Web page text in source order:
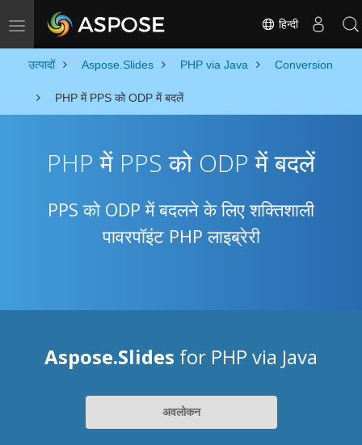
Toggle navigation हिन्दी
उत्पादों Aspose.Slides PHP via Java Conversion
PHP में PPS को ODP में बदलें
PHP में PPS को ODP में बदलें
PPS को ODP में बदलने के लिए शक्तिशाली
पावरपॉइंट PHP लाइब्रेरी
Aspose.Slides for PHP via Java
अवलोकन